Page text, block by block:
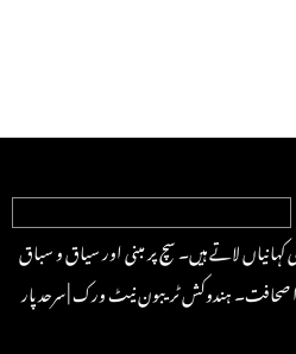
لاتے ہیں۔ سچ پر مبنی اور سیاق و سباق
ہندوکش ٹریبون نیٹ ورک | سرحد پار